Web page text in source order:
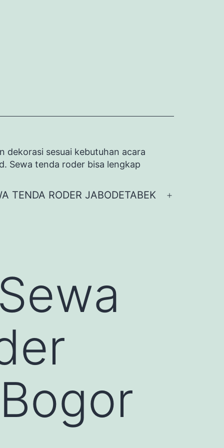
dekorasi sesuai kebutuhan acara
Sewa tenda roder bisa lengkap
TENDA RODER JABODETABEK